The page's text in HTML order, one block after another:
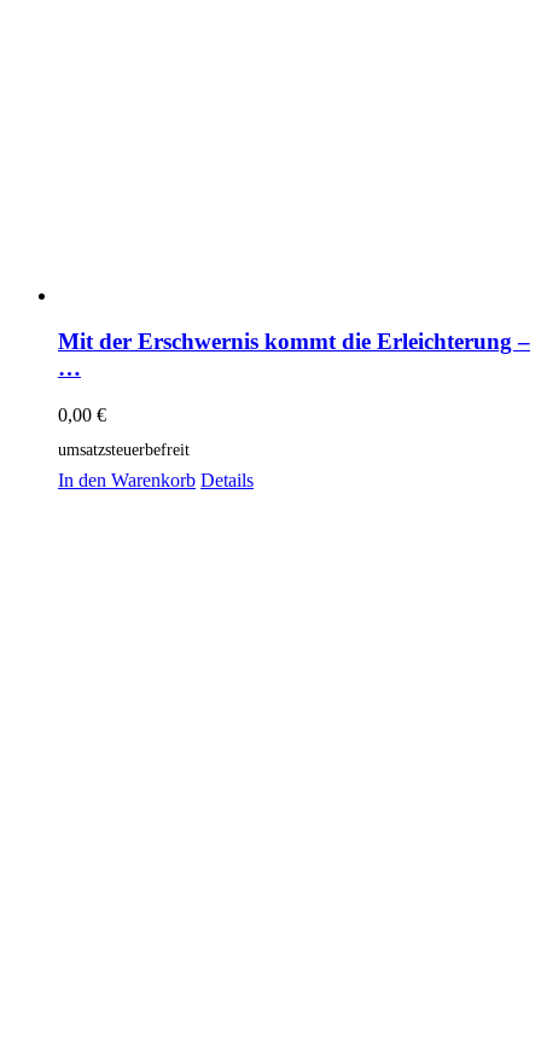
Mit der Erschwernis kommt die Erleichterung –
…
0,00 €
umsatzsteuerbefreit
In den Warenkorb Details